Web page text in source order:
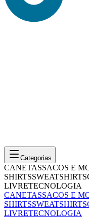
Categorias
CANETASSACOS E
SHIRTSSWEATSHIRTS
LIVRETECNOLOGIA
CANETASSACOS E
SHIRTSSWEATSHIRTS
LIVRETECNOLOGIA